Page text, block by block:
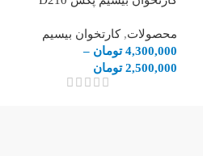
محصولات, کارتخوان بیسیم
4,300,000 تومان –
2,500,000 تومان